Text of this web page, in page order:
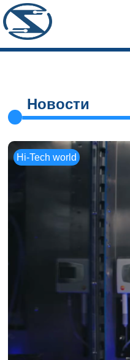
Новости
Hi-Tech world